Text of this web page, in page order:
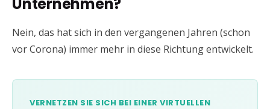
Nein, das hat sich in den vergangenen Jahren (schon
vor Corona) immer mehr in diese Richtung entwickelt.
VERNETZEN SIE SICH BEI EINER VIRTUELLEN